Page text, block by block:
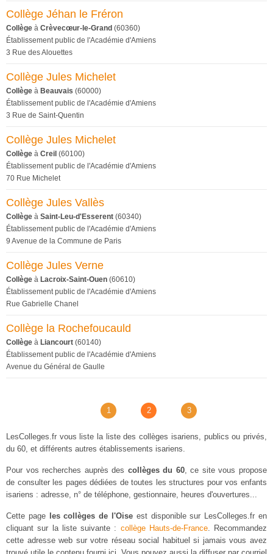
Collège Jéhan le Fréron
Collège à Crèvecœur-le-Grand (60360)
Établissement public de l'Académie d'Amiens
3 Rue des Alouettes
Collège Jules Michelet
Collège à Beauvais (60000)
Établissement public de l'Académie d'Amiens
3 Rue de Saint-Quentin
Collège Jules Michelet
Collège à Creil (60100)
Établissement public de l'Académie d'Amiens
70 Rue Michelet
Collège Jules Vallès
Collège à Saint-Leu-d'Esserent (60340)
Établissement public de l'Académie d'Amiens
9 Avenue de la Commune de Paris
Collège Jules Verne
Collège à Lacroix-Saint-Ouen (60610)
Établissement public de l'Académie d'Amiens
Rue Gabrielle Chanel
Collège la Rochefoucauld
Collège à Liancourt (60140)
Établissement public de l'Académie d'Amiens
Avenue du Général de Gaulle
1 2 3
LesColleges.fr vous liste la liste des collèges isariens, publics ou privés,
du 60, et différents autres établissements isariens.
Pour vos recherches auprès des collèges du 60, ce site vous propose
de consulter les pages dédiées de toutes les structures pour vos enfants
isariens : adresse, n° de téléphone, gestionnaire, heures d'ouvertures...
Cette page les collèges de l'Oise est disponible sur LesColleges.fr en
cliquant sur la liste suivante : collège Hauts-de-France. Recommandez
cette adresse web sur votre réseau social habituel si jamais vous avez